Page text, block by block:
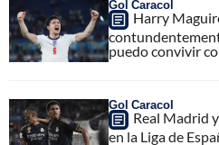
Gol Caracol
Harry
puedo convivir
Gol Caracol
Real Madrid
en la Liga de